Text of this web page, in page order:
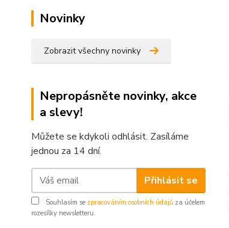
Novinky
Zobrazit všechny novinky
Nepropásněte novinky, akce
a slevy!
Můžete se kdykoli odhlásit. Zasíláme
jednou za 14 dní.
Přihlásit se
Souhlasím se zpracováním osobních údajů za účelem
rozesílky newsletteru.